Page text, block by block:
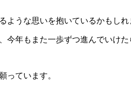
うな思いを抱いているかもしれ
今年もまた一歩ずつ進んでいけ
っています。